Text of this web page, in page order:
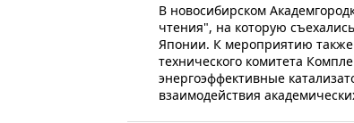
В новосибирском
чтения", на которую
Японии. К мероприятию
технического комитета
энергоэффективные
взаимодействия